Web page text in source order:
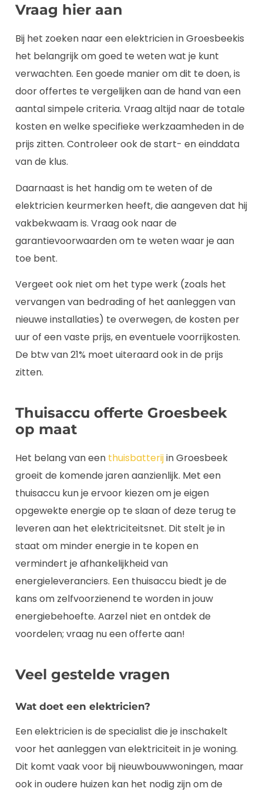
Vraag hier aan
Bij het zoeken naar een elektricien in Groesbeekis
het belangrijk om goed te weten wat je kunt
verwachten. Een goede manier om dit te doen, is
door offertes te vergelijken aan de hand van een
aantal simpele criteria. Vraag altijd naar de totale
kosten en welke specifieke werkzaamheden in de
prijs zitten. Controleer ook de start- en einddata
van de klus.
Daarnaast is het handig om te weten of de
elektricien keurmerken heeft, die aangeven dat hij
vakbekwaam is. Vraag ook naar de
garantievoorwaarden om te weten waar je aan
toe bent.
Vergeet ook niet om het type werk (zoals het
vervangen van bedrading of het aanleggen van
nieuwe installaties) te overwegen, de kosten per
uur of een vaste prijs, en eventuele voorrijkosten.
De btw van 21% moet uiteraard ook in de prijs
zitten.
Thuisaccu offerte Groesbeek
op maat
Het belang van een thuisbatterijin Groesbeek
groeit de komende jaren aanzienlijk. Met een
thuisaccu kun je ervoor kiezen om je eigen
opgewekte energie op te slaan of deze terug te
leveren aan het elektriciteitsnet. Dit stelt je in
staat om minder energie in te kopen en
vermindert je afhankelijkheid van
energieleveranciers. Een thuisaccu biedt je de
kans om zelfvoorzienend te worden in jouw
energiebehoefte. Aarzel niet en ontdek de
voordelen; vraag nu een offerte aan!
Veel gestelde vragen
Wat doet een elektricien?
Een elektricien is de specialist die je inschakelt
voor het aanleggen van elektriciteit in je woning.
Dit komt vaak voor bij nieuwbouwwoningen, maar
ook in oudere huizen kan het nodig zijn om de